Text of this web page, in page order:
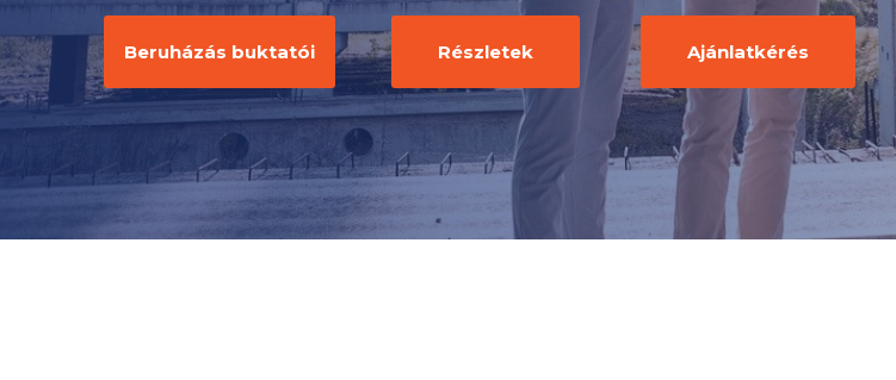
Beruházás buktatói Részletek Ajánlatkérés